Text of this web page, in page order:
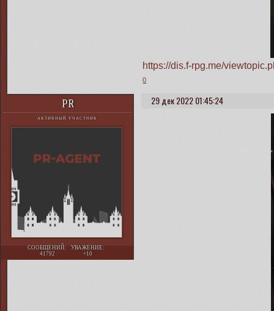
https://dis.f-rpg.me/
0
29 дек 2022 01:45:24
PR
АКТИВНЫЙ УЧАСТНИК
СООБЩЕНИЙ:
41792
УВАЖЕНИЕ:
+10